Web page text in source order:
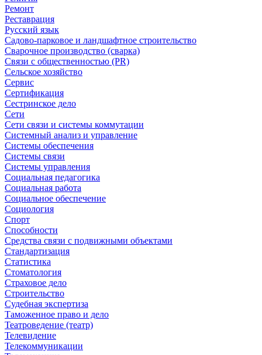
Ремонт
Реставрация
Русский язык
Садово-парковое и ландшафтное строительство
Сварочное производство (сварка)
Связи с общественностью (PR)
Сельское хозяйство
Сервис
Сертификация
Сестринское дело
Сети
Сети связи и системы коммутации
Системный анализ и управление
Системы обеспечения
Системы связи
Системы управления
Социальная педагогика
Социальная работа
Социальное обеспечение
Социология
Спорт
Способности
Средства связи с подвижными объектами
Стандартизация
Статистика
Стоматология
Страховое дело
Строительство
Судебная экспертиза
Таможенное право и дело
Театроведение (театр)
Телевидение
Телекоммуникации